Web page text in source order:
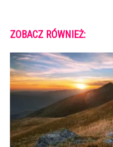
ZOBACZ RÓWNIEŻ: